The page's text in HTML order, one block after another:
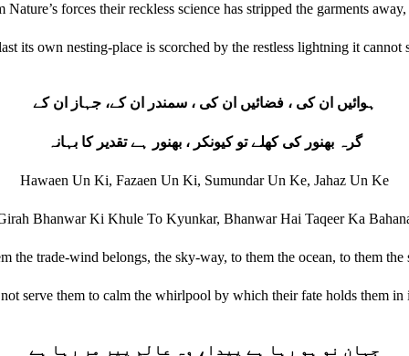
Nature’s forces their reckless science has stripped the garments
its own nesting‐place is scorched by the restless lightning it cannot
ہوائیں ان کی ، فضائیں ان کی ، سمندر ان کے، جہاز ان کے
گرہ بھنور کی کھلے تو کیونکر ، بھنور ہے تقدیر کا بہانہ
Hawaen Un Ki, Fazaen Un Ki, Sumundar Un Ke, Jahaz Un Ke
Bhanwar Ki Khule To Kyunkar, Bhanwar Hai Taqeer Ka
the trade‐wind belongs, the sky‐way, to them the ocean, to them
serve them to calm the whirlpool by which their fate holds them in
جہانِ نو ہو رہا ہے پیدا، وہ عالمِ پیر مر رہا ہے